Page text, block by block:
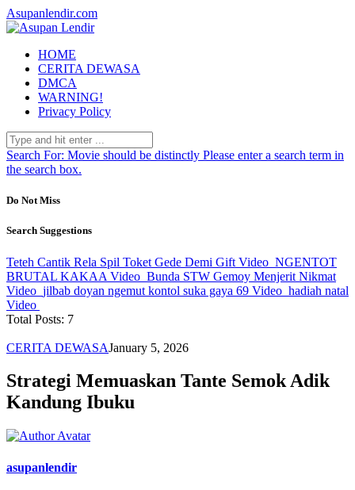
Asupanlendir.com
HOME
CERITA DEWASA
DMCA
WARNING!
Privacy Policy
Search For: Movie should be distinctly Please enter a search term in
the search box.
Do Not Miss
Search Suggestions
Teteh Cantik Rela Spil Toket Gede Demi Gift Video NGENTOT
BRUTAL KAKAA Video Bunda STW Gemoy Menjerit Nikmat
Video jilbab doyan ngemut kontol suka gaya 69 Video hadiah natal
Video
Total Posts: 7
CERITA DEWASAJanuary 5, 2026
Strategi Memuaskan Tante Semok Adik
Kandung Ibuku
asupanlendir